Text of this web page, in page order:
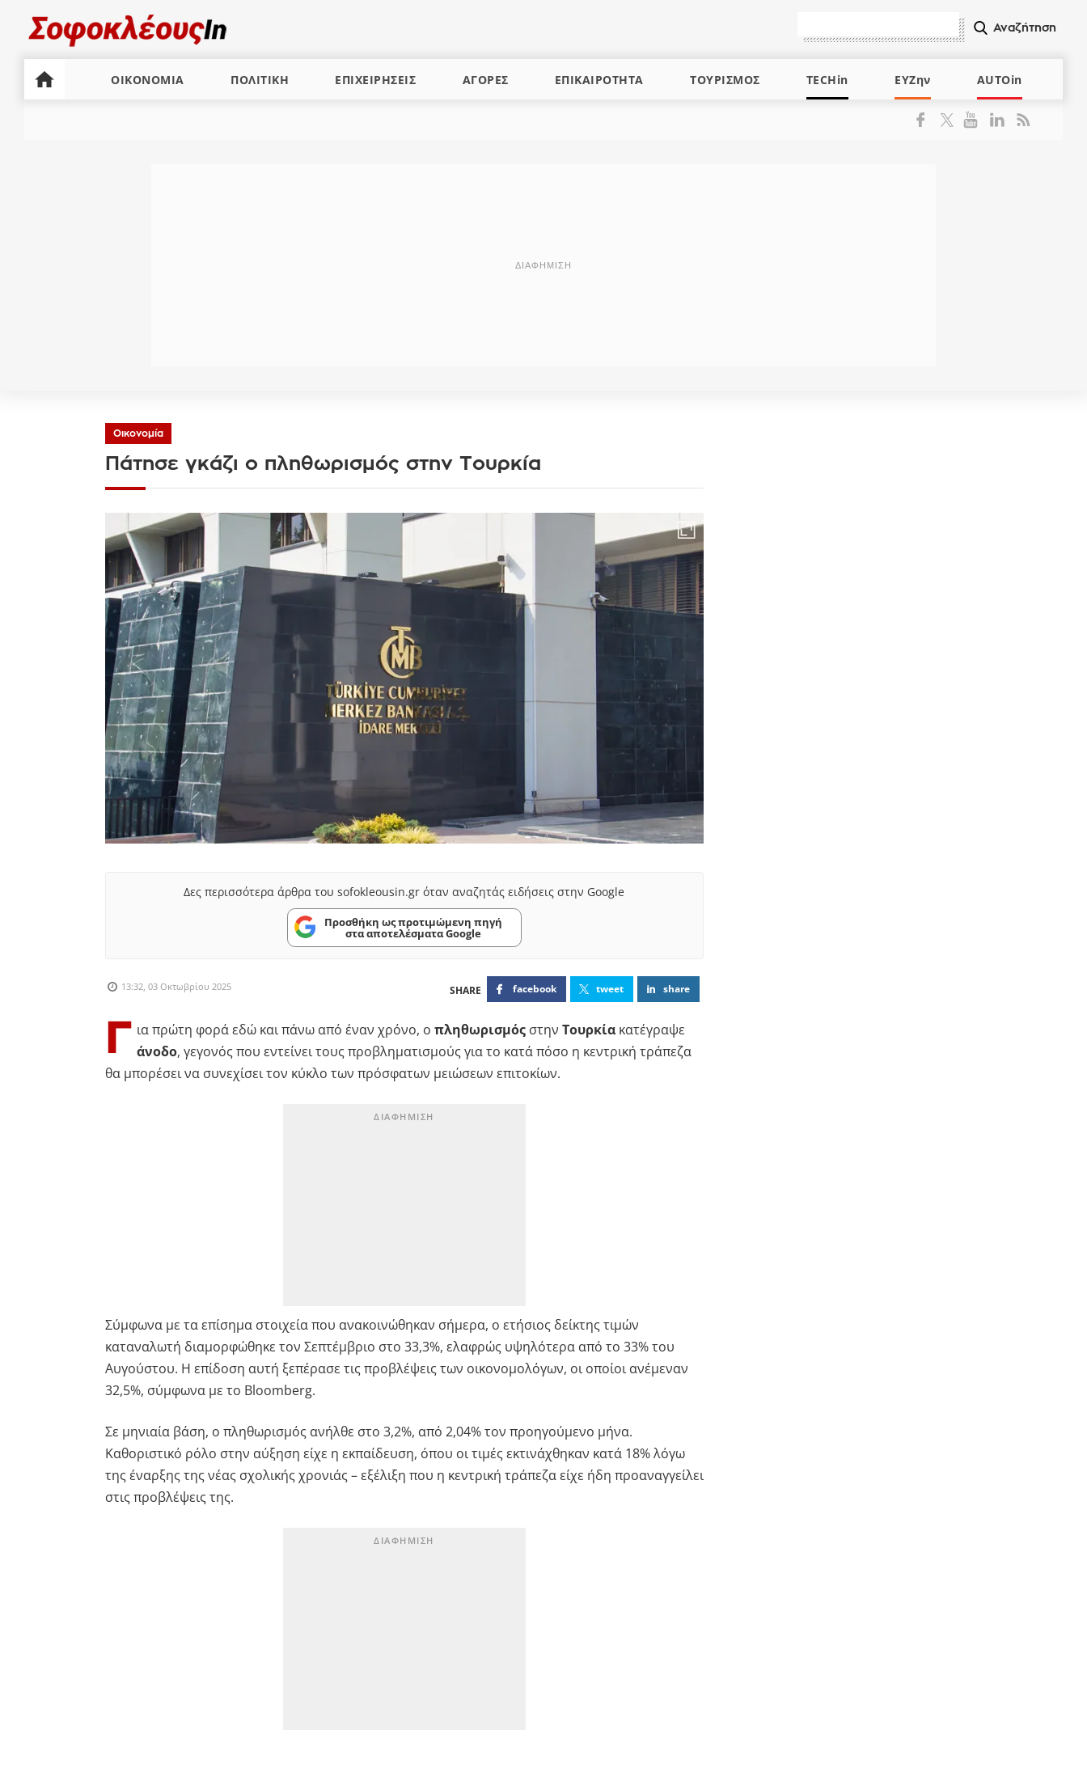
ΟΙΚΟΝΟΜΙΑ ΠΟΛΙΤΙΚΗ ΕΠΙΧΕΙΡΗΣΕΙΣ ΑΓΟΡΕΣ ΕΠΙΚΑΙΡΟΤΗΤΑ ΤΟΥΡΙΣΜΟΣ TECHin ΕΥΖην AUTOin
Οικονομία
Πάτησε γκάζι ο πληθωρισμός στην Τουρκία
Δες περισσότερα άρθρα του sofokleousin.gr όταν αναζητάς ειδήσεις στην Google
Προσθήκη ως προτιμώμενη πηγή
στα αποτελέσματα Google
13:32, 03 Οκτωβρίου 2025 facebook tweet share
Γ ια πρώτη φορά εδώ και πάνω από έναν χρόνο, ο πληθωρισμός στην Τουρκία κατέγραψε
άνοδο, γεγονός που εντείνει τους προβληματισμούς για το κατά πόσο η κεντρική τράπεζα
θα μπορέσει να συνεχίσει τον κύκλο των πρόσφατων μειώσεων επιτοκίων.
Σύμφωνα με τα επίσημα στοιχεία που ανακοινώθηκαν σήμερα, ο ετήσιος δείκτης τιμών
καταναλωτή διαμορφώθηκε τον Σεπτέμβριο στο 33,3%, ελαφρώς υψηλότερα από το 33% του
Αυγούστου. Η επίδοση αυτή ξεπέρασε τις προβλέψεις των οικονομολόγων, οι οποίοι ανέμεναν
32,5%, σύμφωνα με το Bloomberg.
Σε μηνιαία βάση, ο πληθωρισμός ανήλθε στο 3,2%, από 2,04% τον προηγούμενο μήνα.
Καθοριστικό ρόλο στην αύξηση είχε η εκπαίδευση, όπου οι τιμές εκτινάχθηκαν κατά 18% λόγω
της έναρξης της νέας σχολικής χρονιάς – εξέλιξη που η κεντρική τράπεζα είχε ήδη προαναγγείλει
στις προβλέψεις της.